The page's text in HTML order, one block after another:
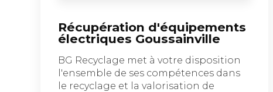
Récupération d'équipements
électriques Goussainville
BG Recyclage met à votre disposition
l'ensemble de ses compétences dans
le recyclage et la valorisation de